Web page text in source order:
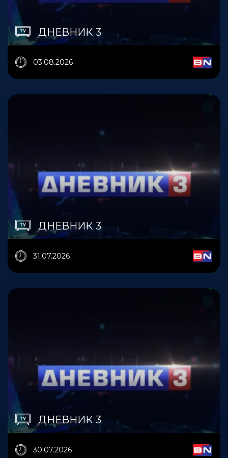
ДНЕВНИК 3
03.08.2026
ДНЕВНИК 3
31.07.2026
ДНЕВНИК 3
30.07.2026